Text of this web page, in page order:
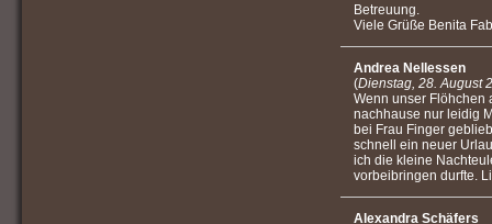
Betreuung.
Viele Grüße Benita
Andrea Nellessen
(Dienstag, 28. August
Wenn unser Flöhchen
nachhause nur leidig
bei Frau Finger
schnell ein neuer
ich die kleine
vorbeibringen durfte.
Alexandra Schäfers